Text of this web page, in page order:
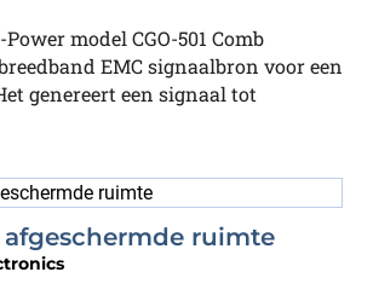
Power model CGO-501 Comb
EMC signaalbron voor een
genereert een signaal tot
ruimte